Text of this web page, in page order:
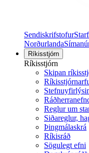
Sendiskrifstofur
Norðurlanda
Ríkisstjórn
Ríkisstjórn
Skipan
Reglur um
Siðareglur,
Þingmálaskrá
Ríkisráð
Sögulegt efni